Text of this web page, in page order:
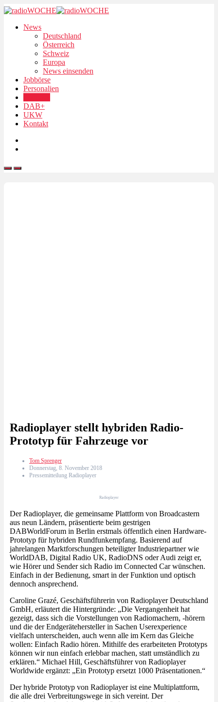
News
Deutschland
Österreich
Schweiz
Europa
News einsenden
Jobbörse
Personalien
DAB+
UKW
Kontakt
Radioplayer stellt hybriden Radio-
Prototyp für Fahrzeuge vor
Tom Sprenger
Donnerstag, 8. November 2018
Pressemitteilung Radioplayer
Radioplayer
Der Radioplayer, die gemeinsame Plattform von Broadcastern
aus neun Ländern, präsentierte beim gestrigen
DABWorldForum in Berlin erstmals öffentlich einen Hardware-
Prototyp für hybriden Rundfunkempfang. Basierend auf
jahrelangen Marktforschungen beteiligter Industriepartner wie
WorldDAB, Digital Radio UK, RadioDNS oder Audi zeigt er,
wie Hörer und Sender sich Radio im Connected Car wünschen.
Einfach in der Bedienung, smart in der Funktion und optisch
dennoch ansprechend.
Caroline Grazé, Geschäftsführerin von Radioplayer Deutschland
GmbH, erläutert die Hintergründe: „Die Vergangenheit hat
gezeigt, dass sich die Vorstellungen von Radiomachern, -hörern
und die der Endgerätehersteller in Sachen Userexperience
vielfach unterscheiden, auch wenn alle im Kern das Gleiche
wollen: Einfach Radio hören. Mithilfe des erarbeiteten Prototyps
können wir nun einfach erlebbar machen, statt umständlich zu
erklären.“ Michael Hill, Geschäftsführer von Radioplayer
Worldwide ergänzt: „Ein Prototyp ersetzt 1000 Präsentationen.“
Der hybride Prototyp von Radioplayer ist eine Multiplattform,
die alle drei Verbreitungswege in sich vereint. Der